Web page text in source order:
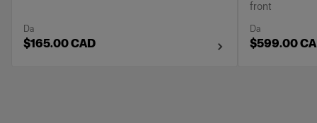
Da
$165.00 CAD
front
Da
$599.00